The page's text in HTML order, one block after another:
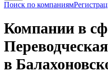
Поиск по компаниям
Компании в
в